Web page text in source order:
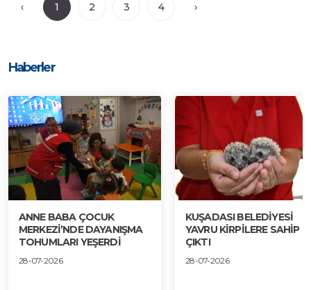
‹ 1 2 3 4 ›
Haberler
ANNE BABA ÇOCUK
MERKEZİ’NDE DAYANIŞMA
TOHUMLARI YEŞERDİ
28-07-2026
KUŞADASI BELEDİYESİ
YAVRU KİRPİLERE SAHİP
ÇIKTI
28-07-2026